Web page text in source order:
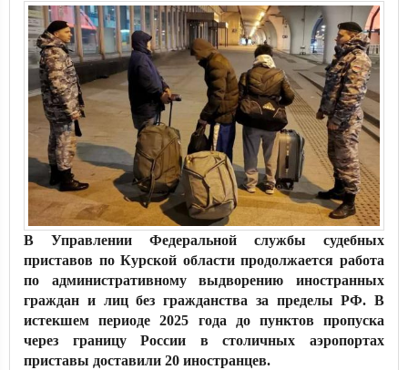
В Управлении Федеральной службы судебных
приставов по Курской области продолжается работа
по административному выдворению иностранных
граждан и лиц без гражданства за пределы РФ. В
истекшем периоде 2025 года до пунктов пропуска
через границу России в столичных аэропортах
приставы доставили 20 иностранцев.